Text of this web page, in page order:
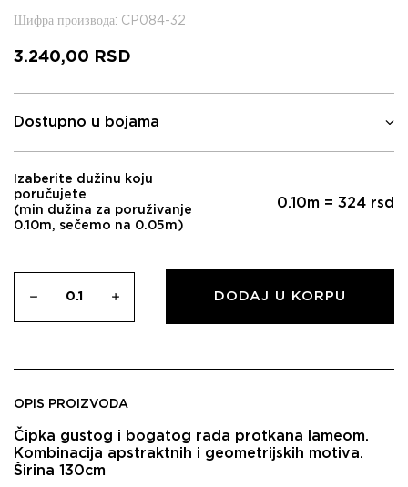
Шифра производа: CP084-32
3.240,00 RSD
Dostupno u bojama
Izaberite dužinu koju
poručujete
(min dužina za poruživanje
0.10m, sečemo na 0.05m)
0.10m = 324 rsd
DODAJ U KORPU
OPIS PROIZVODA
Čipka gustog i bogatog rada protkana lameom.
Kombinacija apstraktnih i geometrijskih motiva.
Širina 130cm